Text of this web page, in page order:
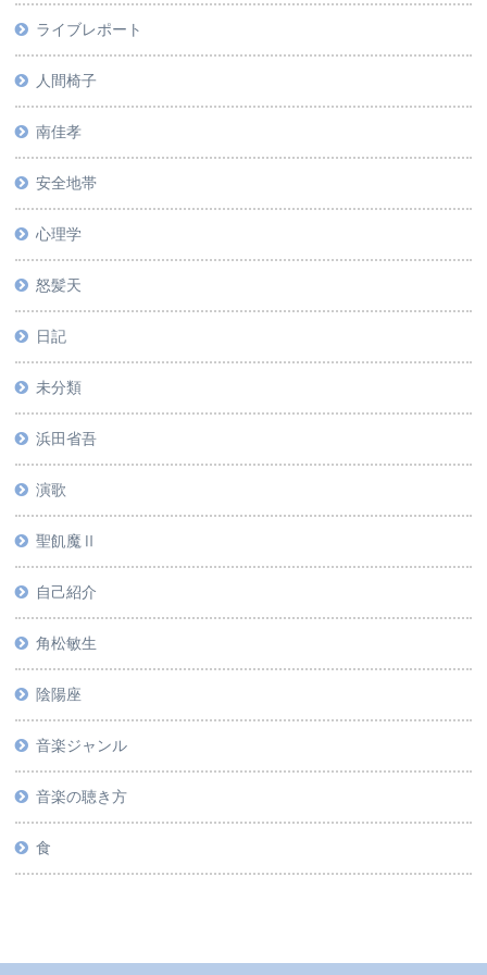
ライブレポート
人間椅子
南佳孝
安全地帯
心理学
怒髪天
日記
未分類
浜田省吾
演歌
聖飢魔Ⅱ
自己紹介
角松敏生
陰陽座
音楽ジャンル
音楽の聴き方
食